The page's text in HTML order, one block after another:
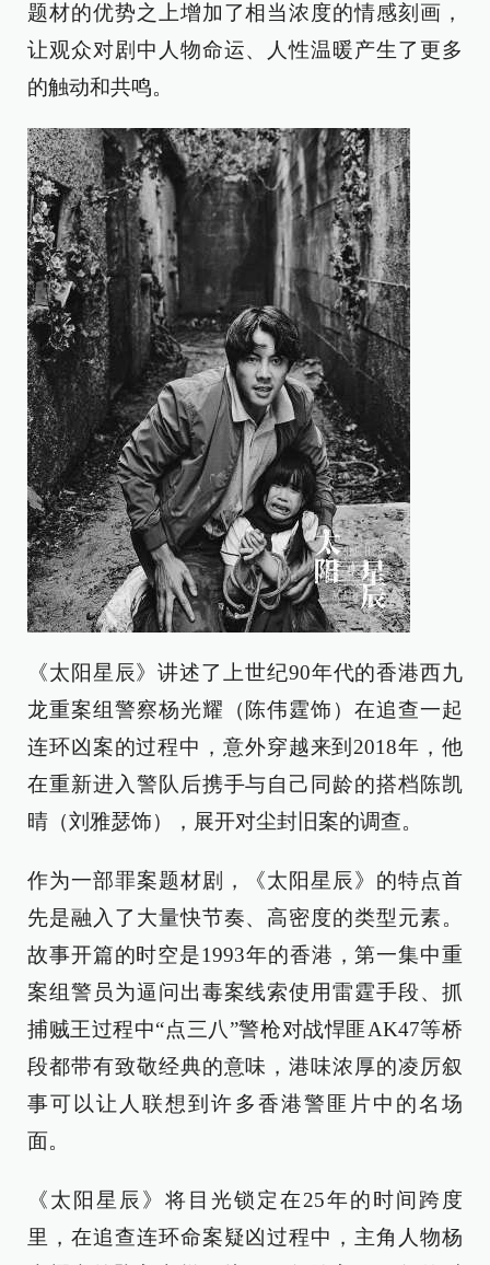
题材的优势之上增加了相当浓度的情感刻画，
让观众对剧中人物命运、人性温暖产生了更多
的触动和共鸣。
《太阳星辰》讲述了上世纪90年代的香港西九
龙重案组警察杨光耀（陈伟霆饰）在追查一起
连环凶案的过程中，意外穿越来到2018年，他
在重新进入警队后携手与自己同龄的搭档陈凯
晴（刘雅瑟饰），展开对尘封旧案的调查。
作为一部罪案题材剧，《太阳星辰》的特点首
先是融入了大量快节奏、高密度的类型元素。
故事开篇的时空是1993年的香港，第一集中重
案组警员为逼问出毒案线索使用雷霆手段、抓
捕贼王过程中“点三八”警枪对战悍匪AK47等桥
段都带有致敬经典的意味，港味浓厚的凌厉叙
事可以让人联想到许多香港警匪片中的名场
面。
《太阳星辰》将目光锁定在25年的时间跨度
里，在追查连环命案疑凶过程中，主角人物杨